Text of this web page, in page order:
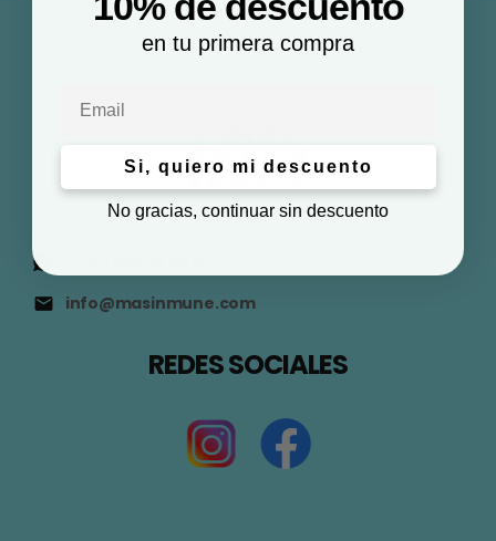
info@masinmune.com
REDES SOCIALES
en tu primera compra
Si, quiero mi descuento
No gracias, continuar sin descuento